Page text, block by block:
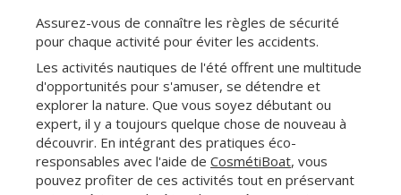
Assurez-vous de connaître les règles de sécurité
pour chaque activité pour éviter les accidents.
Les activités nautiques de l'été offrent une multitude
d'opportunités pour s'amuser, se détendre et
explorer la nature. Que vous soyez débutant ou
expert, il y a toujours quelque chose de nouveau à
découvrir. En intégrant des pratiques éco-
responsables avec l'aide de CosmétiBoat, vous
pouvez profiter de ces activités tout en préservant